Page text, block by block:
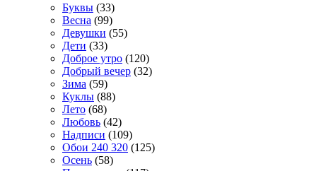
Буквы (33)
Весна (99)
Девушки (55)
Дети (33)
Доброе утро (120)
Добрый вечер (32)
Зима (59)
Куклы (88)
Лето (68)
Любовь (42)
Надписи (109)
Обои 240 320 (125)
Осень (58)